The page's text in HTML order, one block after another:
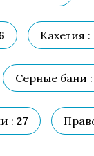
Кахетия :
Серные бани :
: 27